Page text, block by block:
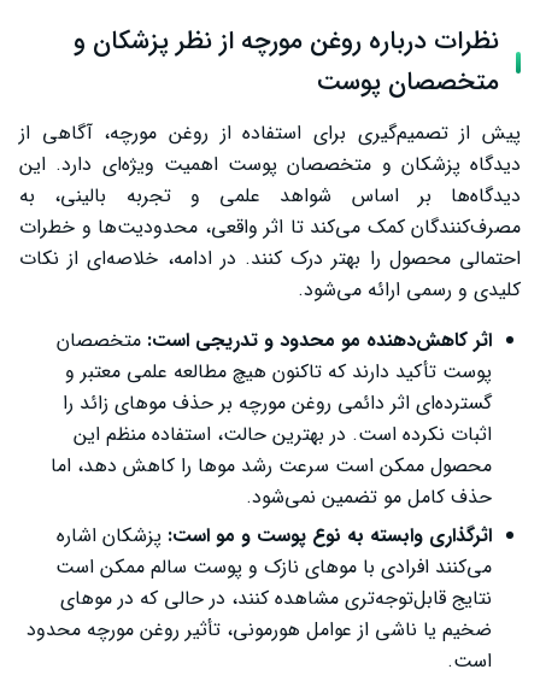
نظرات درباره روغن مورچه از نظر پزشکان و
متخصصان پوست
پیش از تصمیم‌گیری برای استفاده از روغن مورچه، آگاهی از
دیدگاه پزشکان و متخصصان پوست اهمیت ویژه‌ای دارد. این
دیدگاه‌ها بر اساس شواهد علمی و تجربه بالینی، به
مصرف‌کنندگان کمک می‌کند تا اثر واقعی، محدودیت‌ها و خطرات
احتمالی محصول را بهتر درک کنند. در ادامه، خلاصه‌ای از نکات
کلیدی و رسمی ارائه می‌شود.
اثر کاهش‌دهنده مو محدود و تدریجی است: متخصصان
پوست تأکید دارند که تاکنون هیچ مطالعه علمی معتبر و
گسترده‌ای اثر دائمی روغن مورچه بر حذف موهای زائد را
اثبات نکرده است. در بهترین حالت، استفاده منظم این
محصول ممکن است سرعت رشد موها را کاهش دهد، اما
حذف کامل مو تضمین نمی‌شود.
اثرگذاری وابسته به نوع پوست و مو است: پزشکان اشاره
می‌کنند افرادی با موهای نازک و پوست سالم ممکن است
نتایج قابل‌توجه‌تری مشاهده کنند، در حالی که در موهای
ضخیم یا ناشی از عوامل هورمونی، تأثیر روغن مورچه محدود
است.